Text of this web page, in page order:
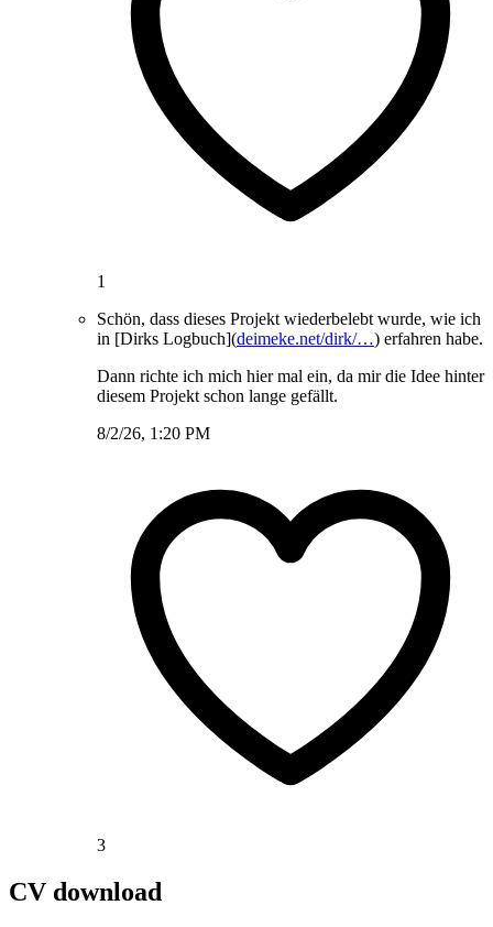
1
Schön, dass dieses Projekt wiederbelebt wurde, wie ich
in [Dirks Logbuch](deimeke.net/dirk/…) erfahren habe.
Dann richte ich mich hier mal ein, da mir die Idee hinter
diesem Projekt schon lange gefällt.
8/2/26, 1:20 PM
3
CV download